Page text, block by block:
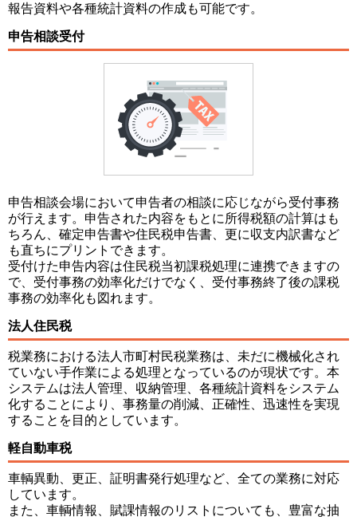
報告資料や各種統計資料の作成も可能です。
申告相談受付
申告相談会場において申告者の相談に応じながら受付事務
が行えます。申告された内容をもとに所得税額の計算はも
ちろん、確定申告書や住民税申告書、更に収支内訳書など
も直ちにプリントできます。
受付けた申告内容は住民税当初課税処理に連携できますの
で、受付事務の効率化だけでなく、受付事務終了後の課税
事務の効率化も図れます。
法人住民税
税業務における法人市町村民税業務は、未だに機械化され
ていない手作業による処理となっているのが現状です。本
システムは法人管理、収納管理、各種統計資料をシステム
化することにより、事務量の削減、正確性、迅速性を実現
することを目的としています。
軽自動車税
車輌異動、更正、証明書発行処理など、全ての業務に対応
しています。
また、車輌情報、賦課情報のリストについても、豊富な抽